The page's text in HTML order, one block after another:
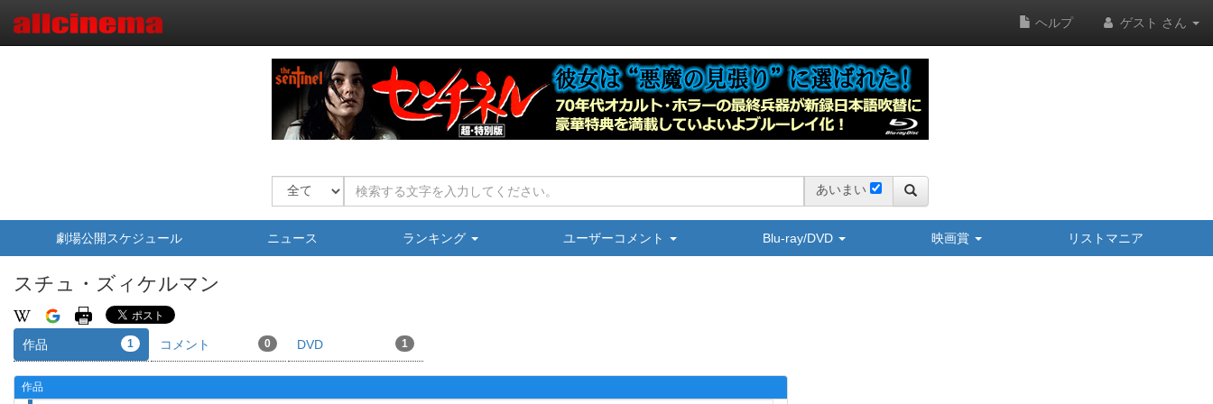
ヘルプ ゲスト さん
あいまい
劇場公開スケジュール ニュース ランキング ユーザーコメント Blu-ray/DVD 映画賞 リストマニア
スチュ・ズィケルマン
作品 1 コメント 0 DVD 1
作品